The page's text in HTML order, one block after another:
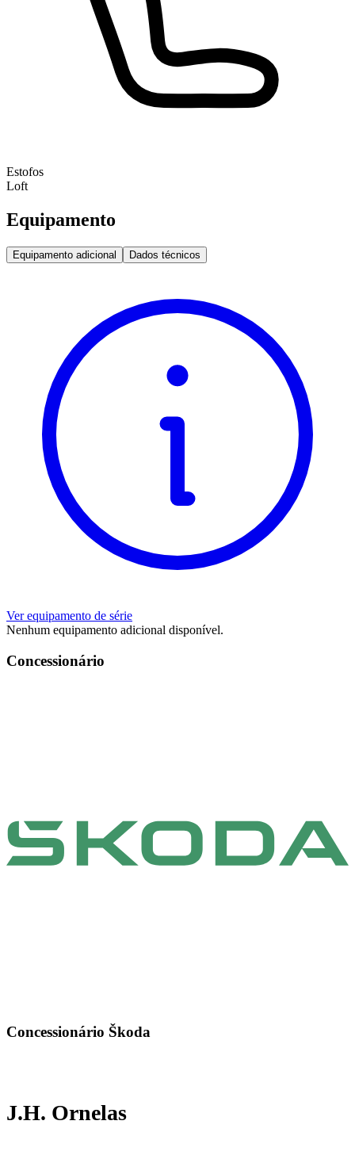
Estofos
Loft
Equipamento
Equipamento adicional Dados técnicos
Ver equipamento de série
Nenhum equipamento adicional disponível.
Concessionário
Concessionário Škoda
J.H. Ornelas